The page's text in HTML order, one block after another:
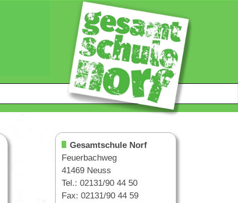
Gesamtschule Norf
Feuerbachweg
41469 Neuss
Tel.: 02131/90 44 50
Fax: 02131/90 44 59